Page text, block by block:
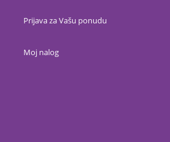
Prijava za Vašu ponudu
Moj nalog